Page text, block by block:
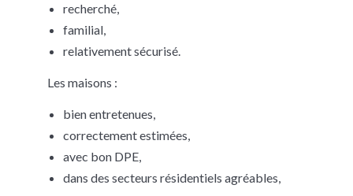
recherché,
familial,
relativement sécurisé.
Les maisons :
bien entretenues,
correctement estimées,
avec bon DPE,
dans des secteurs résidentiels agréables,